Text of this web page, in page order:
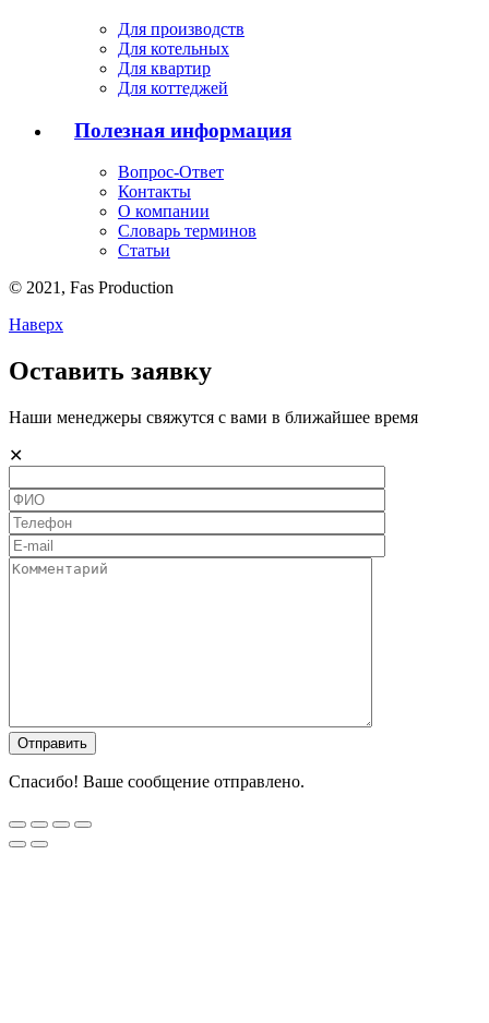
Для производств
Для котельных
Для квартир
Для коттеджей
Полезная информация
Вопрос-Ответ
Контакты
О компании
Словарь терминов
Статьи
© 2021, Fas Production
Наверх
Оставить заявку
Наши менеджеры свяжутся с вами в ближайшее время
✕
Спасибо! Ваше сообщение отправлено.